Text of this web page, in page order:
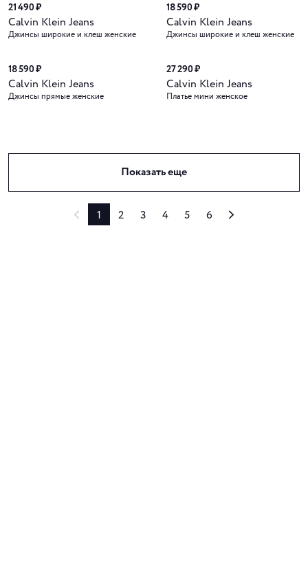
21 490 ₽
Calvin Klein Jeans
Джинсы широкие и клеш женские
18 590 ₽
Calvin Klein Jeans
Джинсы широкие и клеш женские
18 590 ₽
Calvin Klein Jeans
Джинсы прямые женские
27 290 ₽
Calvin Klein Jeans
Платье мини женское
Показать еще
1 2 3 4 5 6